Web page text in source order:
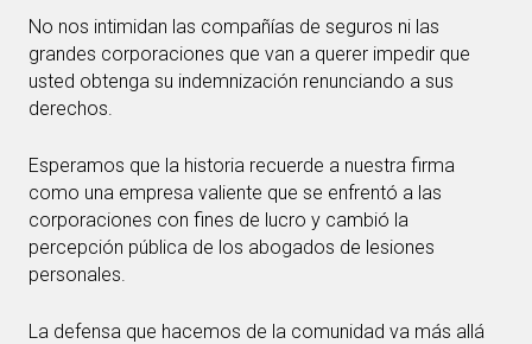
No nos intimidan las compañías de seguros ni las
grandes corporaciones que van a querer impedir que
usted obtenga su indemnización renunciando a sus
derechos.
Esperamos que la historia recuerde a nuestra firma
como una empresa valiente que se enfrentó a las
corporaciones con fines de lucro y cambió la
percepción pública de los abogados de lesiones
personales.
La defensa que hacemos de la comunidad va más allá